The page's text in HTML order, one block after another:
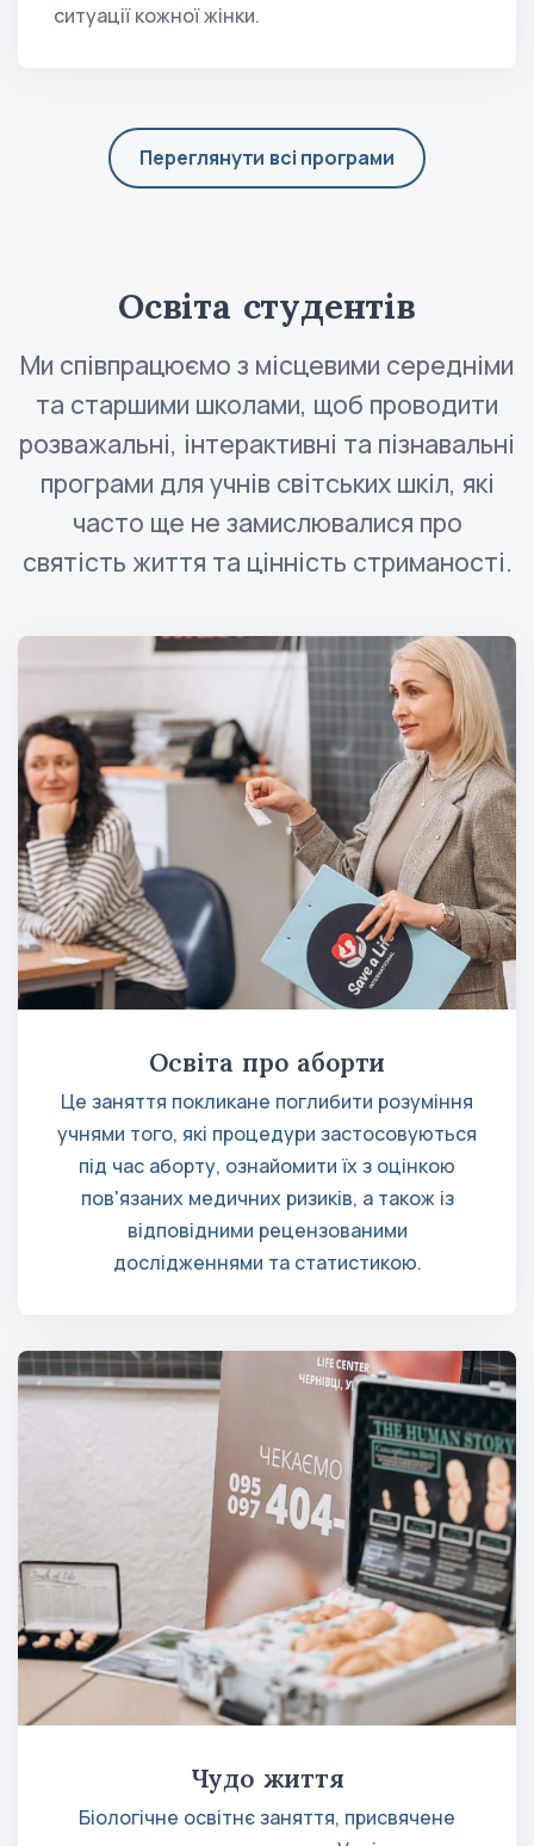
ситуації кожної жінки.
Переглянути всі програми
Освіта студентів
Ми співпрацюємо з місцевими середніми
та старшими школами, щоб проводити
розважальні, інтерактивні та пізнавальні
програми для учнів світських шкіл, які
часто ще не замислювалися про
святість життя та цінність стриманості.
Освіта про аборти
Це заняття покликане поглибити розуміння
учнями того, які процедури застосовуються
під час аборту, ознайомити їх з оцінкою
пов'язаних медичних ризиків, а також із
відповідними рецензованими
дослідженнями та статистикою.
Чудо життя
Біологічне освітнє заняття, присвячене